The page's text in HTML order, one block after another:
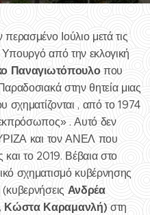
Ιούλιο μετά τις
Υπουργό από την εκλογική
Παναγιωτόπουλοπου
στην θητεία μιας
σχηματίζονται , από το 1974
. Αυτό δεν
και τον ΑΝΕΛ που
το 2019. Βέβαια στο
σχηματισμό κυβέρνησης
Ανδρέα
Κώστα Καραμανλή) στη